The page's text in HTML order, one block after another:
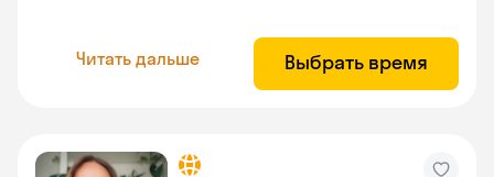
Читать дальше Выбрать время